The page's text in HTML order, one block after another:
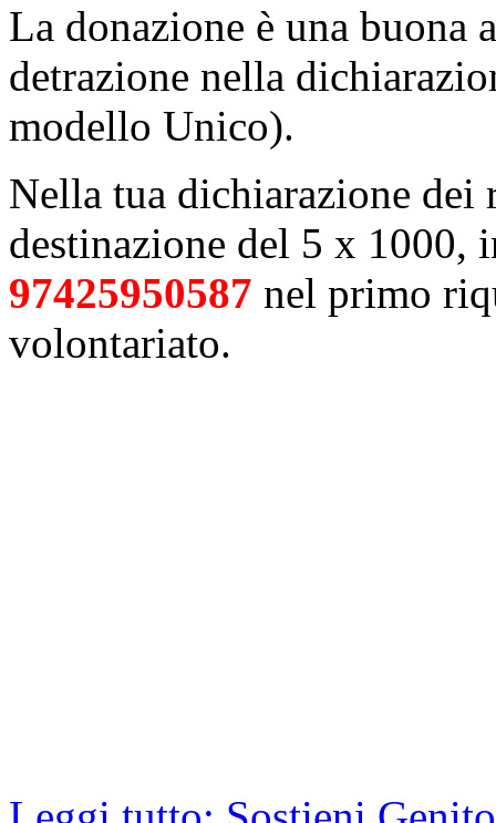
La donazione è una buona
detrazione nella
modello Unico).
Nella tua dichiarazione dei
destinazione del 5 x 1000,
97425950587 nel primo
volontariato.